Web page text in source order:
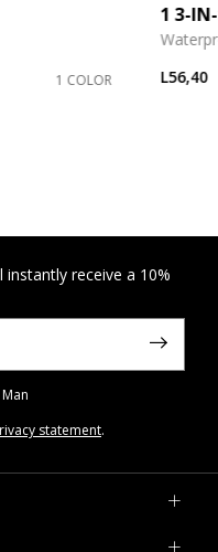
1 COLOR
1 3-
L56,40
receive a 10%
Man
statement.